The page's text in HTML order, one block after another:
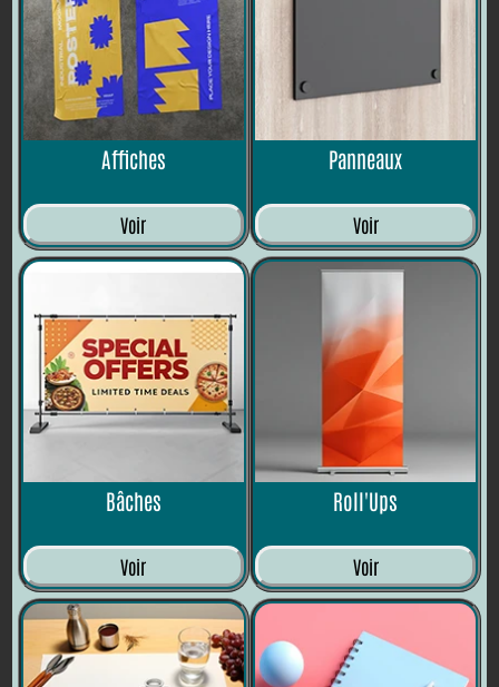
Affiches
Voir
Panneaux
Voir
Bâches
Voir
Roll'Ups
Voir